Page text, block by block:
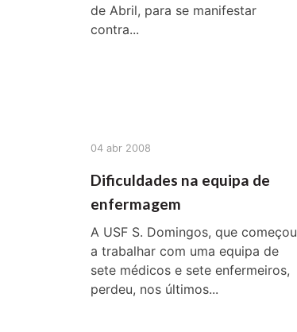
de Abril, para se manifestar
contra...
04 abr 2008
Dificuldades na equipa de
enfermagem
A USF S. Domingos, que começou
a trabalhar com uma equipa de
sete médicos e sete enfermeiros,
perdeu, nos últimos...